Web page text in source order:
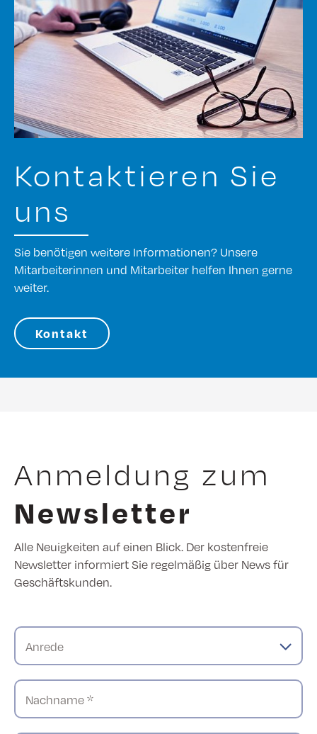
Kontaktieren Sie
uns
Sie benötigen weitere Informationen? Unsere
Mitarbeiterinnen und Mitarbeiter helfen Ihnen gerne
weiter.
Kontakt
Anmeldung zum
Newsletter
Alle Neuigkeiten auf einen Blick. Der kostenfreie
Newsletter informiert Sie regelmäßig über News für
Geschäftskunden.
Anrede
Nachname *